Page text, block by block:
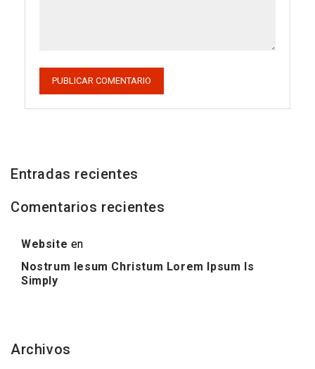
Entradas recientes
Comentarios recientes
Website en
Nostrum Iesum Christum Lorem Ipsum Is
Simply
Archivos